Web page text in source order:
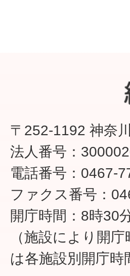
〒252-1192 神奈
法人番号：
電話番号：0467-
ファクス番号：
開庁時間：8時30
（施設により開
は各施設別開庁